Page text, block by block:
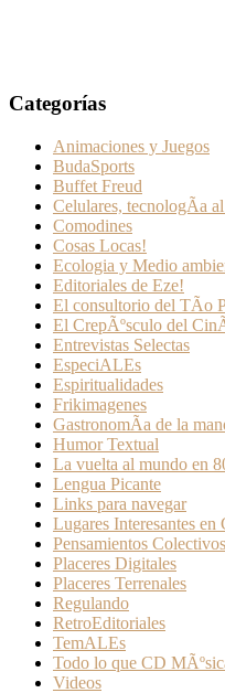
Categorías
Animaciones y Juegos
BudaSports
Buffet Freud
Celulares, tecnologÃ­a
Comodines
Cosas Locas!
Ecologia y Medio
Editoriales de Eze!
El consultorio del TÃ­o
El CrepÃºsculo del
Entrevistas Selectas
EspeciALEs
Espiritualidades
Frikimagenes
GastronomÃ­a de la
Humor Textual
La vuelta al mundo en
Lengua Picante
Links para navegar
Lugares Interesantes en
Pensamientos Colectivos
Placeres Digitales
Placeres Terrenales
Regulando
RetroEditoriales
TemALEs
Todo lo que CD
Videos